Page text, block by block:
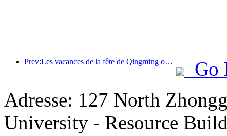
Prev:Les vacances de la fête de Qingming ont entraîné une forte hausse des voyages en raison des congés prolongés, les excursions et l'observation des fleurs ayant stimulé le nombre de visiteurs dans de nombreuses villes.
Go
Adresse: 127 North
University - Resource